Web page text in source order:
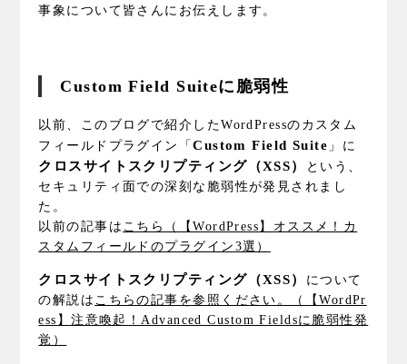
事象について皆さんにお伝えします。
Custom Field Suiteに脆弱性
以前、このブログで紹介したWordPressのカスタム
フィールドプラグイン「Custom Field Suite 」に
クロスサイトスクリプティング（XSS）
という、
セキュリティ面での深刻な脆弱性が発見されまし
た。
以前の記事は こちら（【WordPress】オススメ！カ
スタムフィールドのプラグイン3選）
クロスサイトスクリプティング（XSS）
について
の解説は こちらの記事を参照ください。（【WordPr
ess】注意喚起！Advanced Custom Fieldsに脆弱性発
覚）